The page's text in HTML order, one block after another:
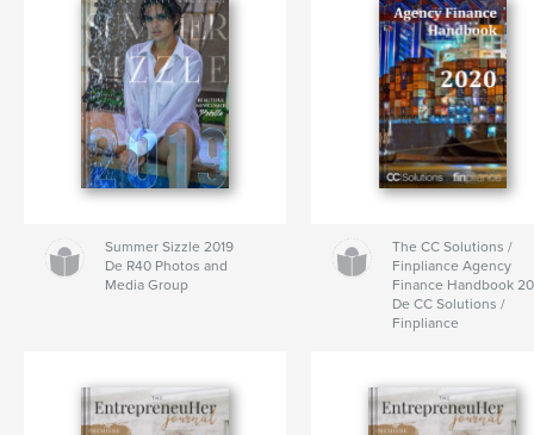
Summer Sizzle 2019
De R40 Photos and
Media Group
The CC Solutions /
Finpliance Agency
Finance Handbook
De CC Solutions /
Finpliance